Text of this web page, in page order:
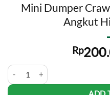
Mini Dumper
Angkut
Rp
Mini Dumper Crawler TD-50